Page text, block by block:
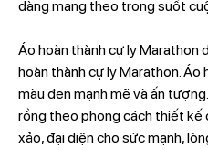
dàng mang theo trong suốt
Áo hoàn thành cự ly Marathon
hoàn thành cự ly Marathon.
màu đen mạnh mẽ và ấn
rồng theo phong cách thiết kế
xảo, đại diện cho sức mạnh,